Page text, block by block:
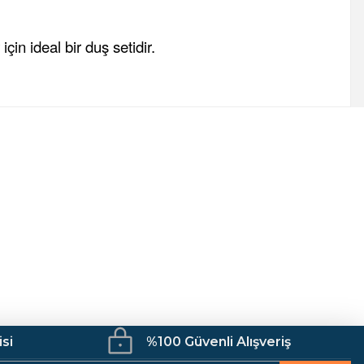
için ideal bir duş setidir.
%100 Güvenli Alışveriş